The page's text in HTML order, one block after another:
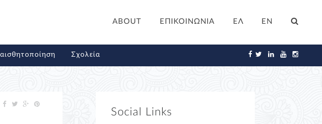
ABOUT ΕΠΙΚΟΙΝΩΝΙΑ ΕΛ EN
Σχολεία
Social Links